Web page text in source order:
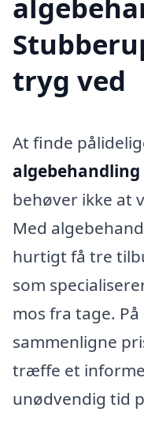
tryg ved
At finde
behøver ikke at
Med
hurtigt få tre
som
mos fra tage.
sammenligne
træffe et
unødvendig tid